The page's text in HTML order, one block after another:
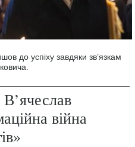
до успіху завдяки зв’язкам
війна